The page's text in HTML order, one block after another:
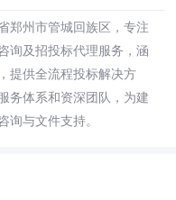
郑州市管城回族区，专注
询及招投标代理服务，涵
提供全流程投标解决方
务体系和资深团队，为建
询与文件支持。